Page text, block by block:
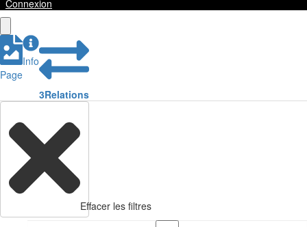
Connexion
Page
Info
3Relations
Effacer les filtres